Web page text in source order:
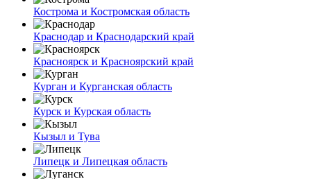
Кострома и Костромская область
Краснодар и Краснодарский край
Красноярск и Красноярский край
Курган и Курганская область
Курск и Курская область
Кызыл и Тува
Липецк и Липецкая область